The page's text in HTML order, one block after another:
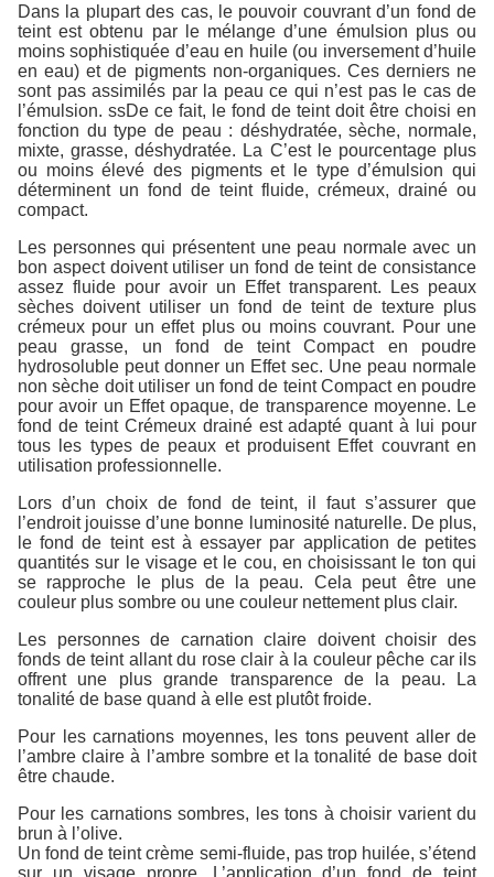
Dans la plupart des cas, le pouvoir couvrant d’un fond de
teint est obtenu par le mélange d’une émulsion plus ou
moins sophistiquée d’eau en huile (ou inversement d’huile
en eau) et de pigments non-organiques. Ces derniers ne
sont pas assimilés par la peau ce qui n’est pas le cas de
l’émulsion. ssDe ce fait, le fond de teint doit être choisi en
fonction du type de peau : déshydratée, sèche, normale,
mixte, grasse, déshydratée. La C’est le pourcentage plus
ou moins élevé des pigments et le type d’émulsion qui
déterminent un fond de teint fluide, crémeux, drainé ou
compact.
Les personnes qui présentent une peau normale avec un
bon aspect doivent utiliser un fond de teint de consistance
assez fluide pour avoir un Effet transparent. Les peaux
sèches doivent utiliser un fond de teint de texture plus
crémeux pour un effet plus ou moins couvrant. Pour une
peau grasse, un fond de teint Compact en poudre
hydrosoluble peut donner un Effet sec. Une peau normale
non sèche doit utiliser un fond de teint Compact en poudre
pour avoir un Effet opaque, de transparence moyenne. Le
fond de teint Crémeux drainé est adapté quant à lui pour
tous les types de peaux et produisent Effet couvrant en
utilisation professionnelle.
Lors d’un choix de fond de teint, il faut s’assurer que
l’endroit jouisse d’une bonne luminosité naturelle. De plus,
le fond de teint est à essayer par application de petites
quantités sur le visage et le cou, en choisissant le ton qui
se rapproche le plus de la peau. Cela peut être une
couleur plus sombre ou une couleur nettement plus clair.
Les personnes de carnation claire doivent choisir des
fonds de teint allant du rose clair à la couleur pêche car ils
offrent une plus grande transparence de la peau. La
tonalité de base quand à elle est plutôt froide.
Pour les carnations moyennes, les tons peuvent aller de
l’ambre claire à l’ambre sombre et la tonalité de base doit
être chaude.
Pour les carnations sombres, les tons à choisir varient du
brun à l’olive.
Un fond de teint crème semi-fluide, pas trop huilée, s’étend
sur un visage propre. L’application d’un fond de teint